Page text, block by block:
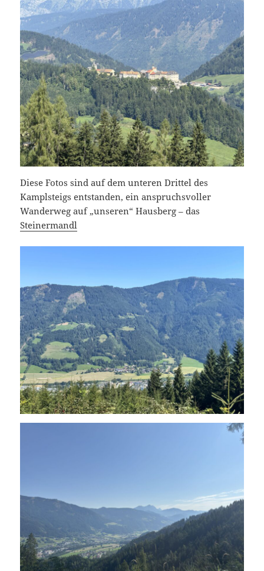
Diese Fotos sind auf dem unteren Drittel des
Kamplsteigs entstanden, ein anspruchsvoller
Wanderweg auf „unseren“ Hausberg – das
Steinermandl